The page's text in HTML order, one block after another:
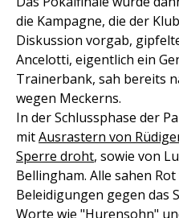
die Kampagne, die der
Diskussion vorgab,
Ancelotti, eigentlich ein
Trainerbank, sah bereits
wegen Meckerns.
In der Schlussphase der
mitAusrastern von
Sperre droht, sowie von
Bellingham. Alle sahen
Beleidigungen gegen das
Worte wie "Hurensohn"